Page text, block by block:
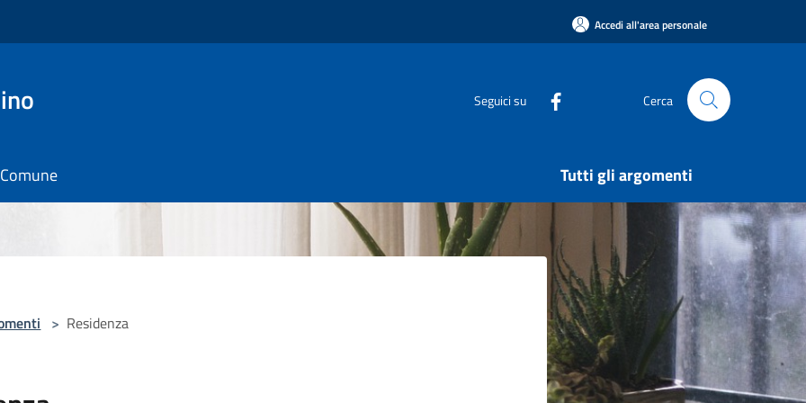
Accedi all'area personale
Seguici su Cerca
Tutti gli argomenti
> Residenza